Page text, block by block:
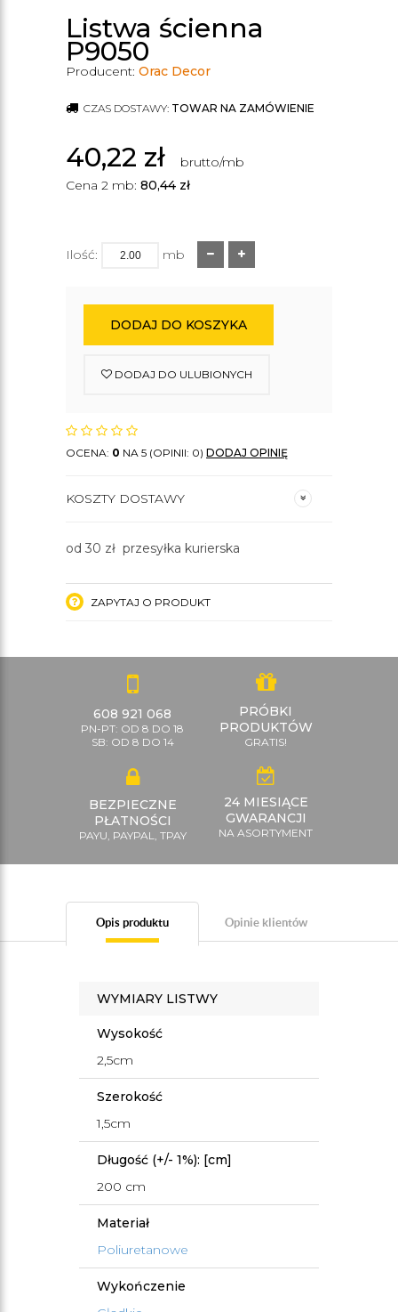
Listwa ścienna
P9050
Producent: Orac Decor
CZAS DOSTAWY: TOWAR NA ZAMÓWIENIE
40,22 zł
brutto/mb
Cena 2 mb: 80,44 zł
Ilość: mb
DODAJ DO KOSZYKA
DODAJ DO ULUBIONYCH
OCENA: 0 NA 5 (OPINII: 0) DODAJ OPINIĘ
KOSZTY DOSTAWY
od 30 zł przesyłka kurierska
ZAPYTAJ O PRODUKT
608 921 068
PN-PT: OD 8 DO 18
SB: OD 8 DO 14
PRÓBKI
PRODUKTÓW
GRATIS!
BEZPIECZNE
PŁATNOŚCI
PAYU, PAYPAL, TPAY
24 MIESIĄCE
GWARANCJI
NA ASORTYMENT
Opis produktu Opinie klientów
WYMIARY LISTWY
Wysokość
2,5cm
Szerokość
1,5cm
Długość (+/- 1%): [cm]
200 cm
Materiał
Poliuretanowe
Wykończenie